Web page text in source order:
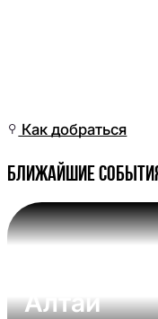
Как добраться
Ближайшие
Алтай